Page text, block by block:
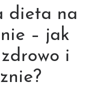
dieta na
– jak
i